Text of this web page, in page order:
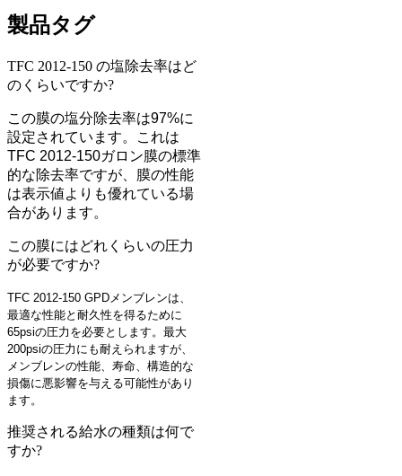
製品タグ
TFC 2012-150 の塩除去率はど
のくらいですか?
この膜の塩分除去率は97%に
設定されています。これは
TFC 2012-150ガロン膜の標準
的な除去率ですが、膜の性能
は表示値よりも優れている場
合があります。
この膜にはどれくらいの圧力
が必要ですか?
TFC 2012-150 GPDメンブレンは、
最適な性能と耐久性を得るために
65psiの圧力を必要とします。最大
200psiの圧力にも耐えられますが、
メンブレンの性能、寿命、構造的な
損傷に悪影響を与える可能性があり
ます。
推奨される給水の種類は何で
すか?